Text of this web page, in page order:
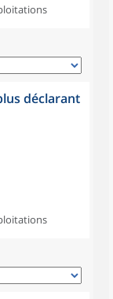
déclarant